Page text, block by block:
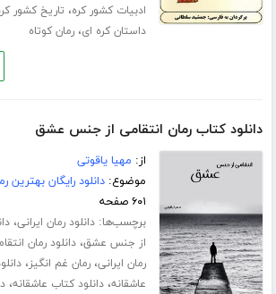
ادبیات کشور کره، تاریخ کشور
داستان کره ای،رمان کوتاه
دانلود کتاب رمان انتقامی از جنس عشق
از: مهیا یاقوتی
موضوع:دانلود رایگان بهترین
۶۰۱ صفحه
برچسب‌ها:دانلود رمان ایرانی،
از جنس عشق،دانلود رمان
رمان ایرانی،رمان غم انگیز،
عاشقانه،دانلود کتاب عاشقانه،